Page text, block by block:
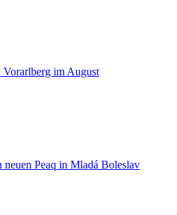
im August
neuen Peaq in Mladá Boleslav